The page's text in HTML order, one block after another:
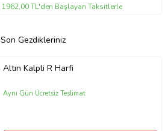
1962,00 TL'den Başlayan Taksitlerle
Son Gezdikleriniz
Altın Kalpli R Harfi
Aynı Gün Ücretsiz Teslimat